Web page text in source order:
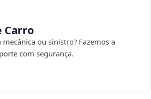
Carro
ou sinistro? Fazemos a
com segurança.